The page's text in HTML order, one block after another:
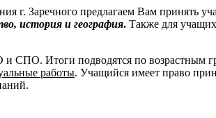
г. Заречного предлагаем Вам принять
история и география. Также для
СПО. Итоги подводятся по возрастным
работы. Учащийся имеет право